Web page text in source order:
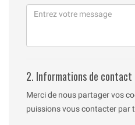
2. Informations de contact
Merci de nous partager vos
puissions vous contacter par